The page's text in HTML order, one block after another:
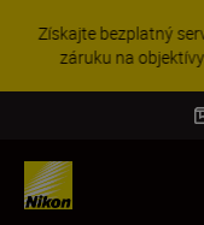
UŠETRI NA
vybranom